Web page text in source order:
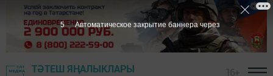
ТӘТЕШ ЯҢАЛЫКЛАРЫ
4 Автоматическое закрытие баннера через